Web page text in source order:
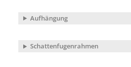
Aufhängung
Schattenfugenrahmen